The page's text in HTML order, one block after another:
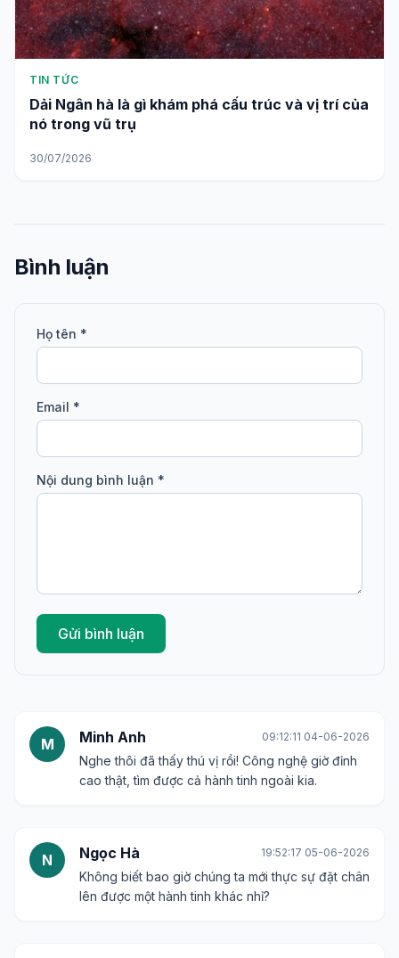
TIN TỨC
Dải Ngân hà là gì khám phá cấu trúc và vị trí của
nó trong vũ trụ
30/07/2026
Bình luận
Họ tên *
Email *
Nội dung bình luận *
Gửi bình luận
M Minh Anh 09:12:11 04-06-2026
Nghe thôi đã thấy thú vị rồi! Công nghệ giờ đỉnh
cao thật, tìm được cả hành tinh ngoài kia.
N Ngọc Hà 19:52:17 05-06-2026
Không biết bao giờ chúng ta mới thực sự đặt chân
lên được một hành tinh khác nhỉ?